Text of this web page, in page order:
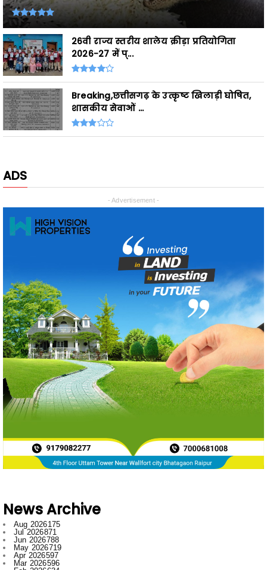
26वी राज्य स्तरीय शालेय क्रीड़ा प्रतियोगिता
2026-27 में प्...
Breaking,छत्तीसगढ़ के उत्कृष्ट खिलाड़ी घोषित,
शासकीय सेवाओं ...
ADS
News Archive
Jun 2026
788
May 2026719
Apr 2026597
Mar 2026596
Feb 2026634
Jan 2026749
Dec 2025697
Nov 2025592
Oct 2025546